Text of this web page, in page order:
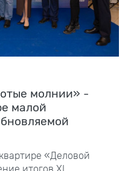
молнии» -
малой
«Деловой